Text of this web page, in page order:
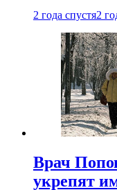
2 года спустя2
Врач
укрепят